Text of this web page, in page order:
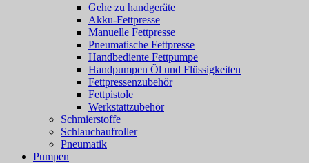
Gehe zu handgeräte
Akku-Fettpresse
Manuelle Fettpresse
Pneumatische Fettpresse
Handbediente Fettpumpe
Handpumpen Öl und Flüssigkeiten
Fettpressenzubehör
Fettpistole
Werkstattzubehör
Schmierstoffe
Schlauchaufroller
Pneumatik
Pumpen